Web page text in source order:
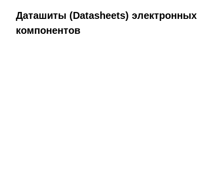
Даташиты (Datasheets) электронных
компонентов